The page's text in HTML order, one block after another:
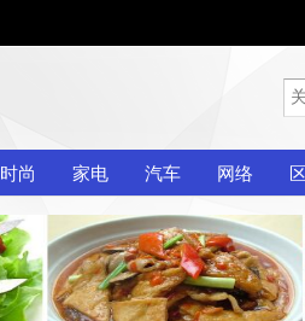
时尚 家电 汽车 网络